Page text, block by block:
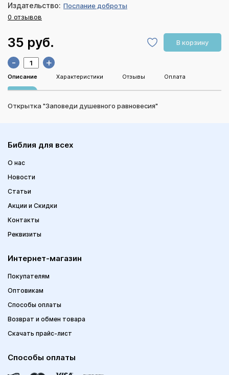
Издательство: Послание доброты
0 отзывов
35 руб. В корзину
- +
Описание Характеристики Отзывы Оплата
Открытка "Заповеди душевного равновесия"
Библия для всех
О нас
Новости
Статьи
Акции и Скидки
Контакты
Реквизиты
Интернет-магазин
Покупателям
Оптовикам
Способы оплаты
Возврат и обмен товара
Скачать прайс-лист
Способы оплаты